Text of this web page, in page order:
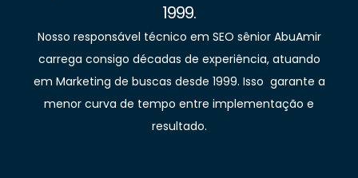
1999.
Nosso responsável técnico em SEO sênior AbuAmir
carrega consigo décadas de experiência, atuando
em Marketing de buscas desde 1999. Isso garante a
menor curva de tempo entre implementação e
resultado.